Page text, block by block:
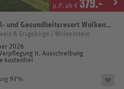
p.P. ab € 379.-
Wolkenstein-Warmbad
& Erzgebirge / Wolkenstein
2026
lt. Ausschreibung
kostenfrei
97%